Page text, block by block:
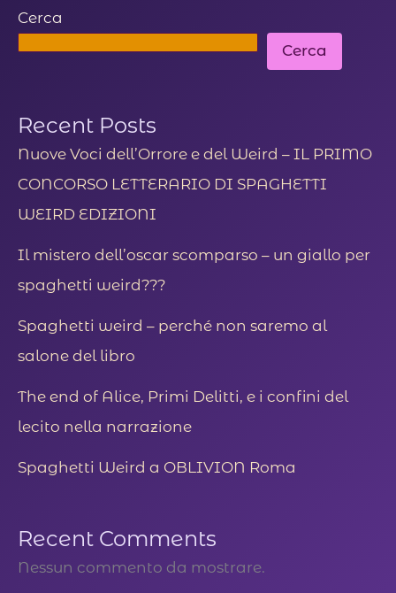
Cerca
Cerca
Recent Posts
Nuove Voci dell’Orrore e del Weird – IL PRIMO
CONCORSO LETTERARIO DI SPAGHETTI
WEIRD EDIZIONI
Il mistero dell’oscar scomparso – un giallo per
spaghetti weird???
Spaghetti weird – perché non saremo al
salone del libro
The end of Alice, Primi Delitti, e i confini del
lecito nella narrazione
Spaghetti Weird a OBLIVION Roma
Recent Comments
Nessun commento da mostrare.